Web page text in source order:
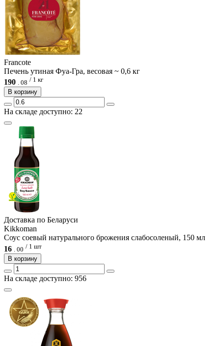
Francote
Печень утиная Фуа-Гра, весовая ~ 0,6 кг
190 . 08 / 1 кг
В корзину
На складе доступно: 22
Доcтавка по Беларуси
Kikkoman
Соус соевый натурального брожения слабосоленый, 150 мл
16
00 / 1 шт
В корзину
На складе доступно: 956